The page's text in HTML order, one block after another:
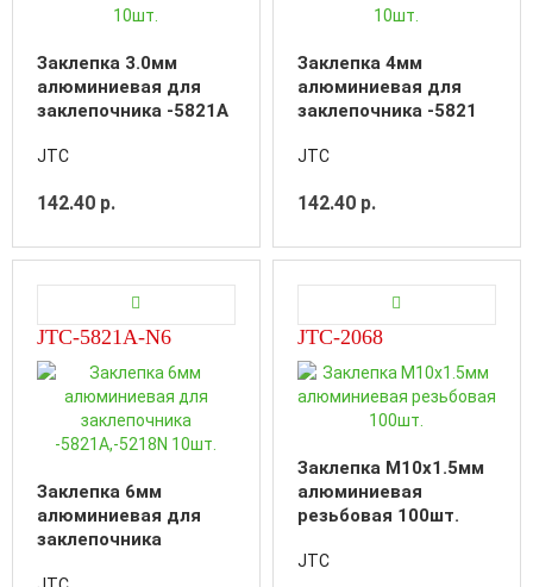
Заклепка 3.0мм
алюминиевая для
заклепочника -5821А
JTC
142.40 р.
Заклепка 4мм
алюминиевая для
заклепочника -5821
JTC
142.40 р.
JTC-5821A-N6
Заклепка 6мм
алюминиевая для
заклепочника
JTC-2068
Заклепка M10х1.5мм
алюминиевая
резьбовая 100шт.
JTC